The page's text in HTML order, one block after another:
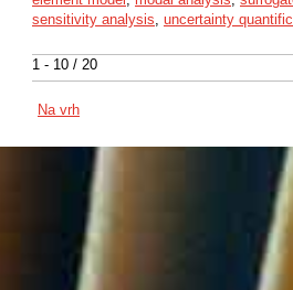
1 - 10 / 20
sensitivity analysis, uncertainty
Na vrh